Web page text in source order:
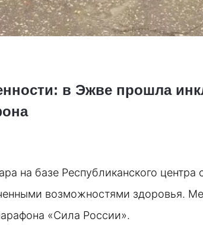
в Эжве прошла
на базе Республиканского
возможностями здоровья.
«Сила России».